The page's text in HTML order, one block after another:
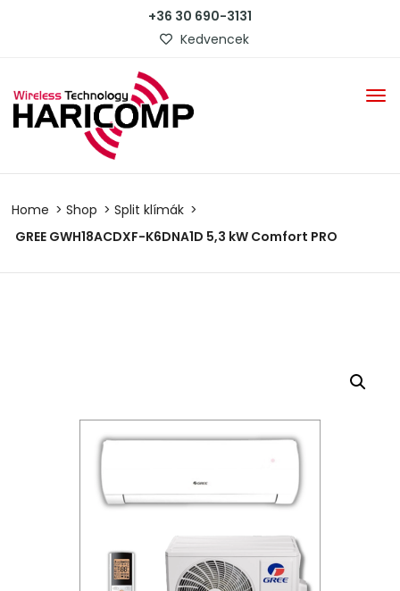
+36 30 690-3131
Kedvencek
Home Shop
Split klímák
GREE GWH18ACDXF-K6DNA1D 5,3 kW Comfort PRO